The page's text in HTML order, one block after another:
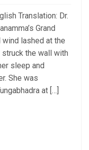
Translation: Dr.
Grand
wind lashed at the
struck the wall with
sleep and
She was
at […]